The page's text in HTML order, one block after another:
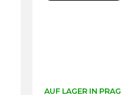
AUF LAGER IN PRAG